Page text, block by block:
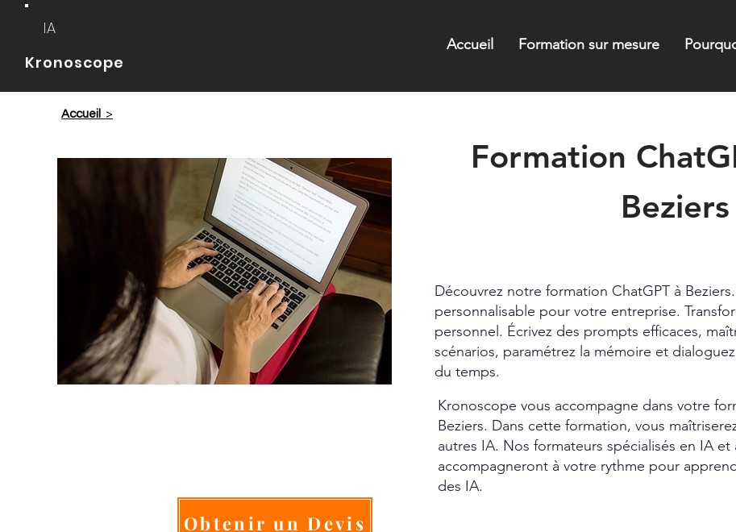
IA
Kronoscope
Accueil Formation sur mesure
Accueil >
Formation
Beziers
Découvrez notre formation ChatGPT à
personnalisable pour votre entreprise.
personnel. Écrivez des prompts efficaces,
scénarios, paramétrez la mémoire et
du temps.
Kronoscope vous accompagne dans votre
Beziers. Dans cette formation, vous
autres IA. Nos formateurs spécialisés en IA
accompagneront à votre rythme pour
des IA.
Obtenir un Devis